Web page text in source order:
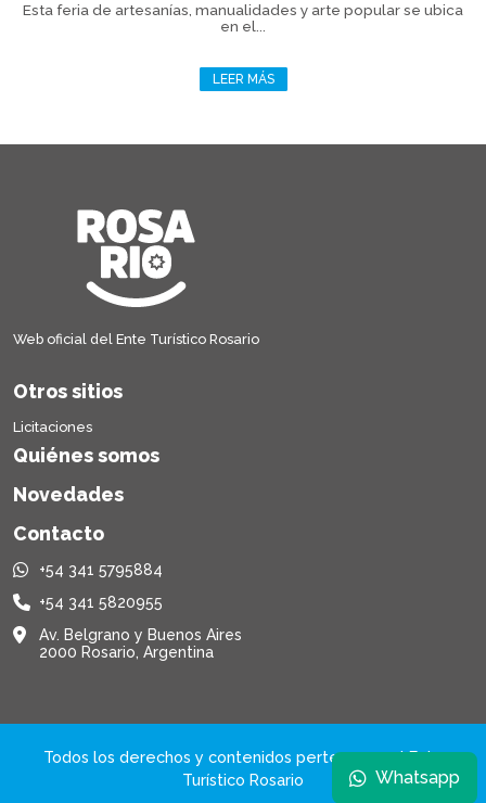
Esta feria de artesanías, manualidades y arte popular se ubica
en el...
LEER MÁS
Whatsapp
Web oficial del Ente Turístico Rosario
Otros sitios
Licitaciones
Quiénes somos
Novedades
Contacto
+54 341 5795884
+54 341 5820955
Av. Belgrano y Buenos Aires
2000 Rosario, Argentina
Todos los derechos y contenidos pertenecen al Ente
Turístico Rosario